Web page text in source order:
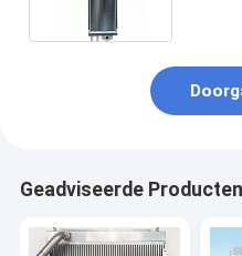
Geadviseerde Producten